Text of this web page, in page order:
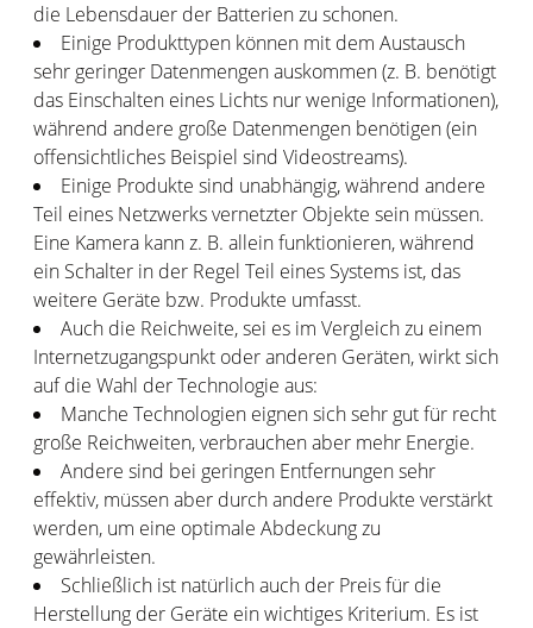
die Lebensdauer der Batterien zu schonen.
Einige Produkttypen können mit dem Austausch
sehr geringer Datenmengen auskommen (z. B. benötigt
das Einschalten eines Lichts nur wenige Informationen),
während andere große Datenmengen benötigen (ein
offensichtliches Beispiel sind Videostreams).
Einige Produkte sind unabhängig, während andere
Teil eines Netzwerks vernetzter Objekte sein müssen.
Eine Kamera kann z. B. allein funktionieren, während
ein Schalter in der Regel Teil eines Systems ist, das
weitere Geräte bzw. Produkte umfasst.
Auch die Reichweite, sei es im Vergleich zu einem
Internetzugangspunkt oder anderen Geräten, wirkt sich
auf die Wahl der Technologie aus:
Manche Technologien eignen sich sehr gut für recht
große Reichweiten, verbrauchen aber mehr Energie.
Andere sind bei geringen Entfernungen sehr
effektiv, müssen aber durch andere Produkte verstärkt
werden, um eine optimale Abdeckung zu
gewährleisten.
Schließlich ist natürlich auch der Preis für die
Herstellung der Geräte ein wichtiges Kriterium. Es ist